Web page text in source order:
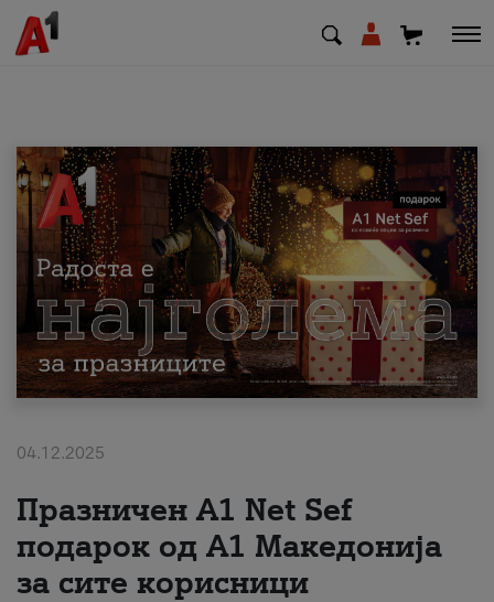
МК EN SQ
Приватни Деловни
Поддршка
Надополни кредит
За нас
#ПодобарОнлајн
04.12.2025
Празничен A1 Net Sеf
подарок од А1 Македонија
за сите корисници